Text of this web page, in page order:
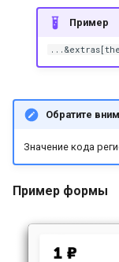
Пример
Обратите
Значение кода
Пример формы